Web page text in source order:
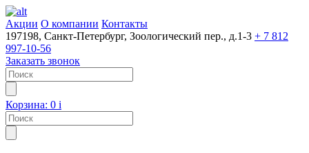
Акции О компании Контакты
197198, Санкт-Петербург, Зоологический пер., д.1-3 + 7 812
997-10-56
Заказать звонок
Корзина: 0 i